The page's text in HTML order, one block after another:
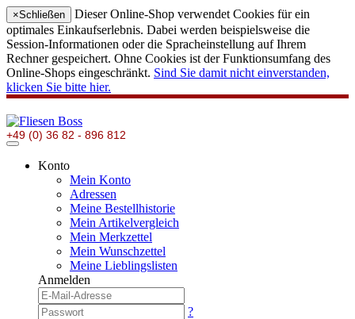
×Schließen
Dieser Online-Shop verwendet Cookies für ein
optimales Einkaufserlebnis. Dabei werden beispielsweise die
Session-Informationen oder die Spracheinstellung auf Ihrem
Rechner gespeichert. Ohne Cookies ist der Funktionsumfang des
Online-Shops eingeschränkt. Sind Sie damit nicht einverstanden,
klicken Sie bitte hier.
+49 (0) 36 82 - 896 812
Konto
Mein Konto
Adressen
Meine Bestellhistorie
Mein Artikelvergleich
Mein Merkzettel
Mein Wunschzettel
Meine Lieblingslisten
Anmelden
?